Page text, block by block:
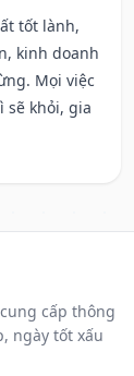
tốt lành,
kinh doanh
Mọi việc
sẽ khỏi, gia
cấp thông
ngày tốt xấu